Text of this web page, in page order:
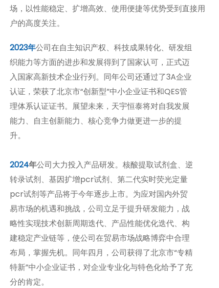
场，以性能稳定、扩增高效、使用便捷等优势受到直接用
户的高度关注。
2023年公司在自主知识产权、科技成果转化、研发组
织能力等方面的进步和发展得到了国家认可，正式迈
入国家高新技术企业行列。同年公司还通过了3A企业
认证，荣获了北京市“创新型”中小企业证书和QES管
理体系认证证书。展望未来，天宇恒泰将对自我发展
能力、自主创新能力、核心竞争力做更进一步的提
升。
2024年公司大力投入产品研发。核酸提取试剂盒、逆
转录试剂、基因扩增pcr试剂、第二代实时荧光定量
pcr试剂等产品将于今年逐步上市。为应对国内外贸
易市场的机遇和挑战，公司立足于提升研发能力，战
略性实现技术创新周期迭代、产品性能优化迭代、构
建稳定产业链等，使公司在贸易市场战略博弈中合理
布局，掌握先机。同年四月，公司获得了北京市“专精
特新”中小企业证书，对企业专业化与特色化给予了充
分的肯定。